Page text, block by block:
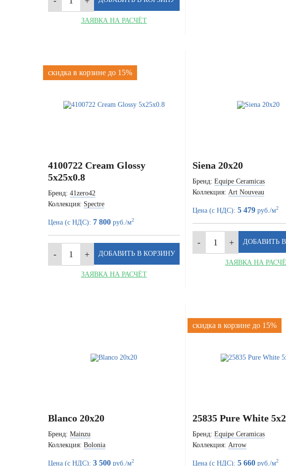
ЗАЯВКА НА РАСЧЁТ
скидка в корзине до 15%
4100722 Cream Glossy
5x25x0.8
Бренд: 41zero42
Коллекция: Spectre
Цена (с НДС): 7 800 руб./м2
ЗАЯВКА НА РАСЧЁТ
Siena 20x20
Бренд: Equipe Ceramicas
Коллекция: Art Nouveau
Цена (с НДС): 5 479руб./м2
ЗАЯВКА НА
Blanco 20x20
Бренд: Mainzu
Коллекция: Bolonia
Цена (с НДС): 3 500 руб./м2
скидка в корзине до 15%
25835 Pure White
Бренд: Equipe Ceramicas
Коллекция: Arrow
Цена (с НДС): 5 660руб./м2